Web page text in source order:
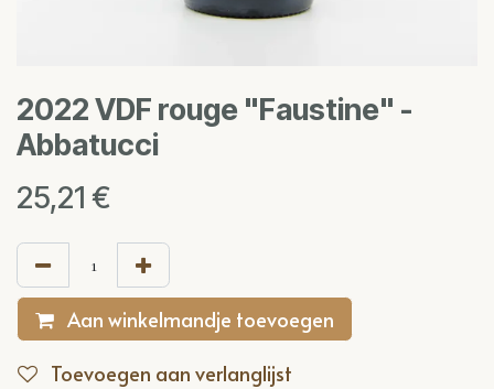
2022 VDF rouge "Faustine" -
Abbatucci
25,21 €
Aan winkelmandje toevoegen
Toevoegen aan verlanglijst